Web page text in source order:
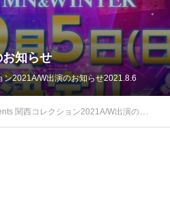
知らせ
ン2021A/W出演のお知らせ2021.8.6
関西コレクション2021A/W出演のお知らせ